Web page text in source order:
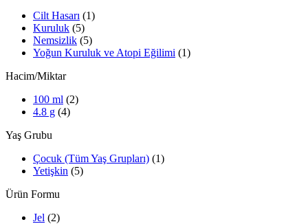
Cilt Hasarı (1)
Kuruluk (5)
Nemsizlik (5)
Yoğun Kuruluk ve Atopi Eğilimi (1)
Hacim/Miktar
100 ml (2)
4.8 g (4)
Yaş Grubu
Çocuk (Tüm Yaş Grupları) (1)
Yetişkin (5)
Ürün Formu
Jel (2)